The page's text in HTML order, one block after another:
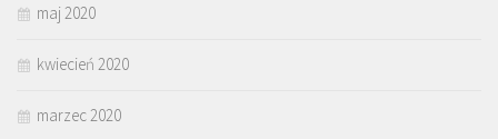
maj 2020
kwiecień 2020
marzec 2020